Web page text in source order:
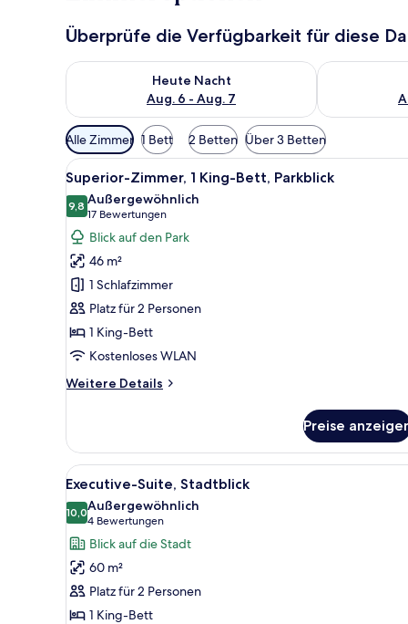
Überprüfe die Verfügbarkeit für diese
Heute Nacht
Aug. 6 - Aug. 7
Überprüfe die Verfügbarkeit für heute Nacht, Aug. 6
Überprüfe
Verfügbare
Filter
für
Zimmer
Alle Zimmer 1 Bett 2 Betten Über 3 Betten
Alle
Fotos
für
Superior-
Zimmer,
1 King-
Bett,
Parkblick
anzeigen
Ein Hotelzimmer mit einem
8
Superior-Zimmer, 1 King-Bett, Parkblick
9,89,8 von 10
Außergewöhnlich
17 Bewertungen
(17
Bewertungen)
Blick auf den Park
46 m²
1 Schlafzimmer
Platz für 2 Personen
1 King-Bett
Kostenloses WLAN
Weitere Details
Weitere
Zimmer,
1 King-
Bett,
Parkblick
Preise
Alle
Fotos
für
Executive-
Suite,
Stadtblick
anzeigen
Ein Hotelzimmer mit Bett,
6
Executive-Suite, Stadtblick
10,010,0 von 10
Außergewöhnlich
4 Bewertungen
(4
Bewertungen)
Blick auf die Stadt
60 m²
Platz für 2 Personen
1 King-Bett